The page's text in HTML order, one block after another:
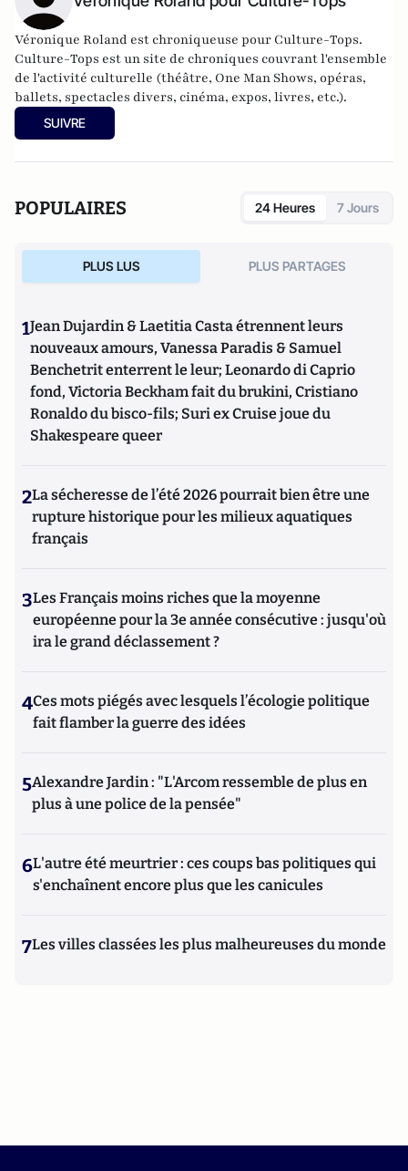
Véronique Roland est chroniqueuse pour Culture-Tops.
Culture-Tops est un site de chroniques couvrant l'ensemble
de l'activité culturelle (théâtre, One Man Shows, opéras,
ballets, spectacles divers, cinéma, expos, livres, etc.).
SUIVRE
POPULAIRES 24 Heures 7 Jours
PLUS LUS PLUS PARTAGES
1Jean Dujardin & Laetitia Casta étrennent leurs
nouveaux amours, Vanessa Paradis & Samuel
Benchetrit enterrent le leur; Leonardo di Caprio
fond, Victoria Beckham fait du brukini, Cristiano
Ronaldo du bisco-fils; Suri ex Cruise joue du
Shakespeare queer
2La sécheresse de l’été 2026 pourrait bien être une
rupture historique pour les milieux aquatiques
français
3Les Français moins riches que la moyenne
européenne pour la 3e année consécutive : jusqu'où
ira le grand déclassement ?
4Ces mots piégés avec lesquels l’écologie politique
fait flamber la guerre des idées
5Alexandre Jardin : "L'Arcom ressemble de plus en
plus à une police de la pensée"
6L'autre été meurtrier : ces coups bas politiques qui
s'enchaînent encore plus que les canicules
7Les villes classées les plus malheureuses du monde